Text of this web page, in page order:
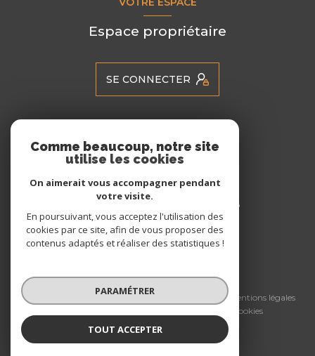
Espace propriétaire
SE CONNECTER
Nous adhérons
© 2026 | Tous droits réservés
Nos honoraires
Nos partenaires
Mentions légales
Cookies
Comme beaucoup, notre site
utilise les cookies
On aimerait vous accompagner pendant
votre visite.
En poursuivant, vous acceptez l'utilisation des
cookies par ce site, afin de vous proposer des
contenus adaptés et réaliser des statistiques !
PARAMÉTRER
TOUT ACCEPTER